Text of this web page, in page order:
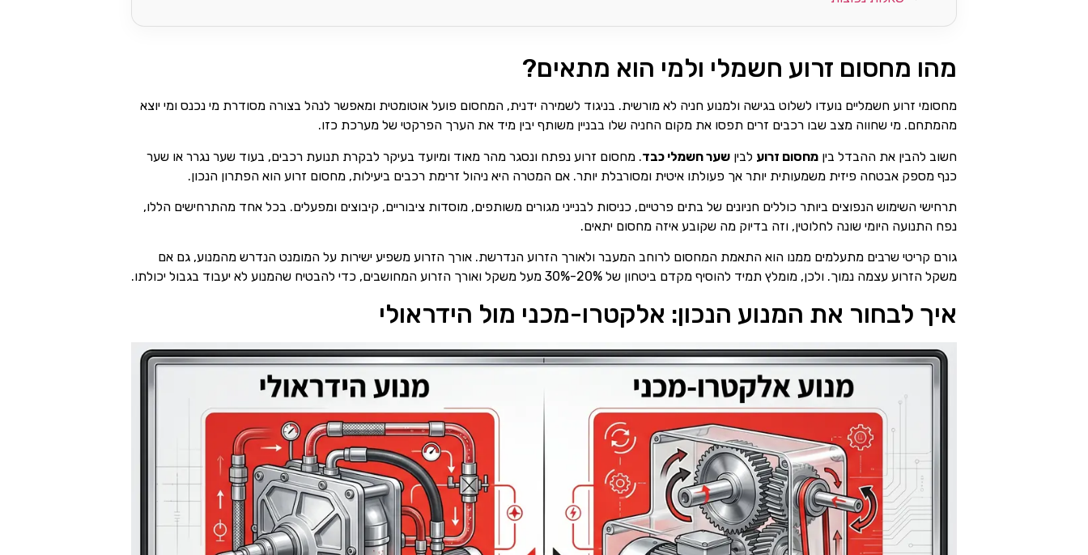
מהו מחסום זרוע חשמלי ולמי הוא מתאים?
מחסומי זרוע חשמליים נועדו לשלוט בגישה ולמנוע חניה לא מורשית. בניגוד לשמירה ידנית, המחסום פועל אוטומטית ומאפשר לנהל בצורה מסודרת מי נכנס ומי יוצא
מהמתחם. מי שחווה מצב שבו רכבים זרים תפסו את מקום החניה שלו בבניין משותף יבין מיד את הערך הפרקטי של מערכת כזו.
חשוב להבין את ההבדל בין מחסום זרוע לבין שער חשמלי כבד. מחסום זרוע נפתח ונסגר מהר מאוד ומיועד בעיקר לבקרת תנועת רכבים, בעוד שער נגרר או שער
כנף מספק אבטחה פיזית משמעותית יותר אך פעולתו איטית ומסורבלת יותר. אם המטרה היא ניהול זרימת רכבים ביעילות, מחסום זרוע הוא הפתרון הנכון.
תרחישי השימוש הנפוצים ביותר כוללים חניונים של בתים פרטיים, כניסות לבנייני מגורים משותפים, מוסדות ציבוריים, קיבוצים ומפעלים. בכל אחד מהתרחישים הללו,
נפח התנועה היומי שונה לחלוטין, וזה בדיוק מה שקובע איזה מחסום יתאים.
גורם קריטי שרבים מתעלמים ממנו הוא התאמת המחסום לרוחב המעבר ולאורך הזרוע הנדרשת. אורך הזרוע משפיע ישירות על המומנט הנדרש מהמנוע, גם אם
משקל הזרוע עצמה נמוך. ולכן, מומלץ תמיד להוסיף מקדם ביטחון של 20%-30% מעל משקל ואורך הזרוע המחושבים, כדי להבטיח שהמנוע לא יעבוד בגבול יכולתו.
איך לבחור את המנוע הנכון: אלקטרו-מכני מול הידראולי